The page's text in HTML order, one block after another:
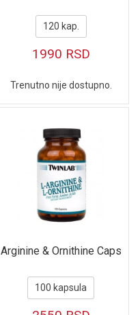
120 kap.
1990 RSD
Trenutno nije dostupno.
Arginine & Ornithine Caps
100 kapsula